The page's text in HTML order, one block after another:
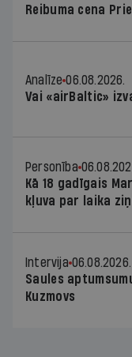
Reibuma cena
Analīze 06.08.2026.
Vai «airBaltic»
Personība
Kā 18 gadīgais
kļuva par laika
Intervija 06.08.2026.
Saules
Kuzmovs